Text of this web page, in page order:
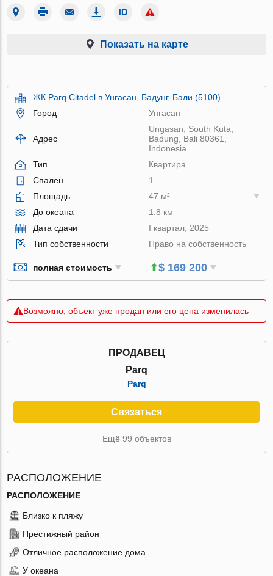
Показать на карте
ЖК Parq Citadel в Унгасан, Бадунг, Бали (5100)
Город
Унгасан
Адрес
Ungasan, South Kuta,
Badung, Bali 80361,
Indonesia
Тип
Квартира
Спален
1
Площадь
47 м²
До океана
1.8 км
Дата сдачи
I квартал, 2025
Тип собственности
Право на собственность
полная стоимость $ 169 200
Возможно, объект уже продан или его цена изменилась
ПРОДАВЕЦ
Parq
Parq
Связаться
Ещё 99 объектов
РАСПОЛОЖЕНИЕ
РАСПОЛОЖЕНИЕ
Близко к пляжу
Престижный район
Отличное расположение дома
У океана